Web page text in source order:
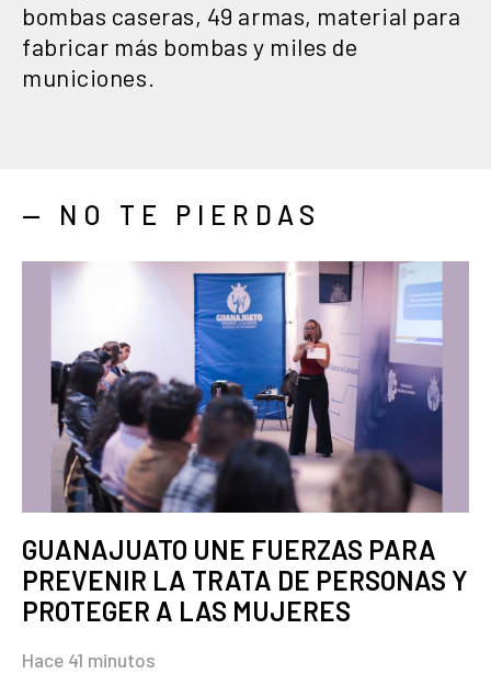
bombas caseras, 49 armas, material para
fabricar más bombas y miles de
municiones.
— NO TE PIERDAS
GUANAJUATO UNE FUERZAS PARA
PREVENIR LA TRATA DE PERSONAS Y
PROTEGER A LAS MUJERES
Hace 41 minutos